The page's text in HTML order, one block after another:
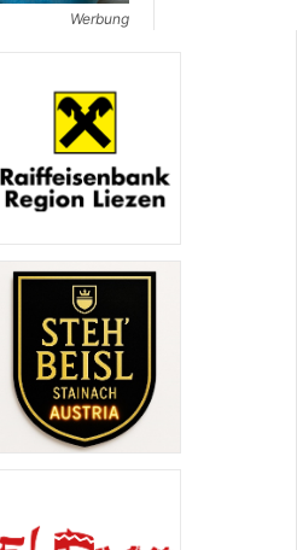
Werbung